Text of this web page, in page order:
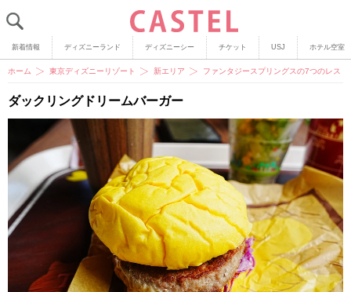
新着情報 ディズニーランド ディズニーシー チケット USJ ホテル空室
ホーム 東京ディズニーリゾート 新エリア ファンタジースプリングスの7つのレス
ダックリングドリームバーガー